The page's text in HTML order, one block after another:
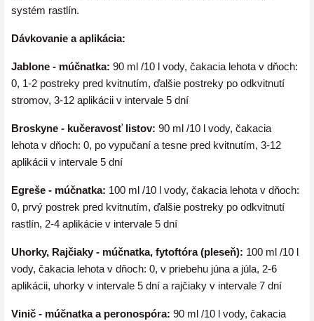
systém rastlín.
Dávkovanie a aplikácia:
Jablone - múčnatka: 90 ml /10 l vody, čakacia lehota v dňoch:
0, 1-2 postreky pred kvitnutím, ďalšie postreky po odkvitnutí
stromov, 3-12 aplikácii v intervale 5 dní
Broskyne - kučeravosť listov: 90 ml /10 l vody, čakacia
lehota v dňoch: 0, po vypučaní a tesne pred kvitnutím, 3-12
aplikácii v intervale 5 dní
Egreše - múčnatka: 100 ml /10 l vody, čakacia lehota v dňoch:
0, prvý postrek pred kvitnutím, ďalšie postreky po odkvitnutí
rastlín, 2-4 aplikácie v intervale 5 dní
Uhorky, Rajčiaky - múčnatka, fytoftóra (pleseň): 100 ml /10 l
vody, čakacia lehota v dňoch: 0, v priebehu júna a júla, 2-6
aplikácii, uhorky v intervale 5 dní a rajčiaky v intervale 7 dní
Vinič - múčnatka a peronospóra: 90 ml /10 l vody, čakacia